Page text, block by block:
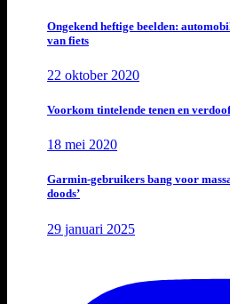
Ongekend heftige beelden:
van fiets
22 oktober 2020
Voorkom tintelende tenen en
18 mei 2020
Garmin-gebruikers bang voor
doods’
29 januari 2025